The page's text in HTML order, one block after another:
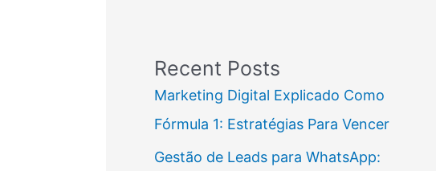
Recent Posts
Marketing Digital Explicado Como
Fórmula 1: Estratégias Para Vencer
Gestão de Leads para WhatsApp: